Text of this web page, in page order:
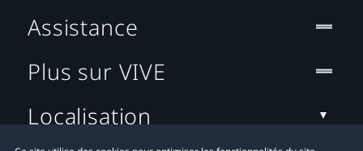
Assistance
Plus sur VIVE
Localisation